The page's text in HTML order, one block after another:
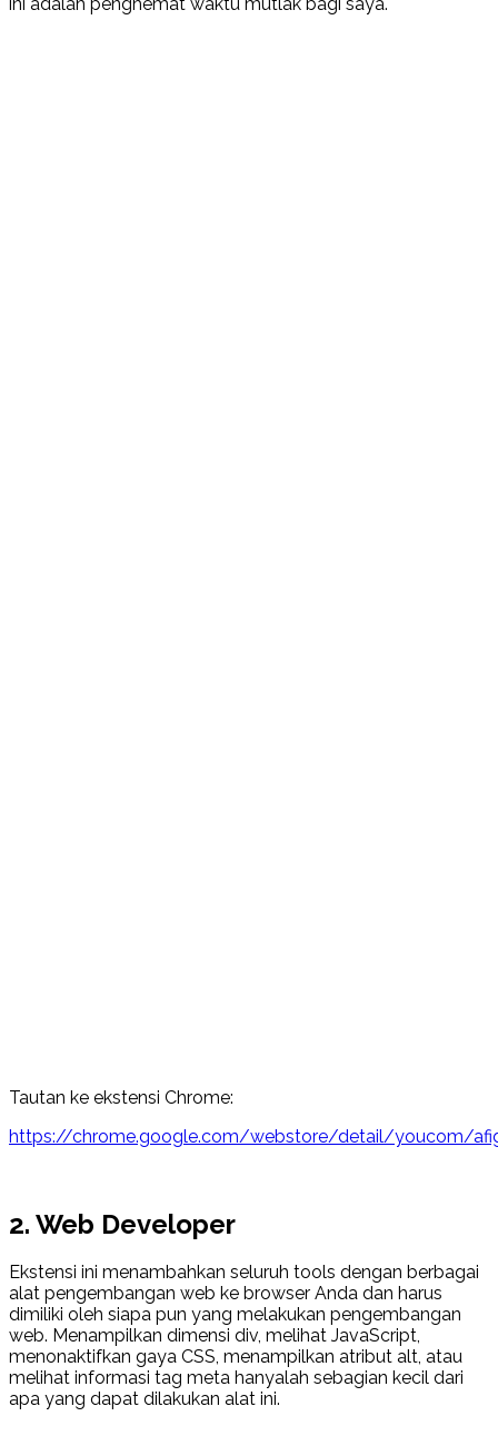
Tautan ke ekstensi Chrome:
https://chrome.google.com/webstore/detail/youcom/
2. Web Developer
Ekstensi ini menambahkan seluruh tools dengan berbagai
alat pengembangan web ke browser Anda dan harus
dimiliki oleh siapa pun yang melakukan pengembangan
web. Menampilkan dimensi div, melihat JavaScript,
menonaktifkan gaya CSS, menampilkan atribut alt, atau
melihat informasi tag meta hanyalah sebagian kecil dari
apa yang dapat dilakukan alat ini.